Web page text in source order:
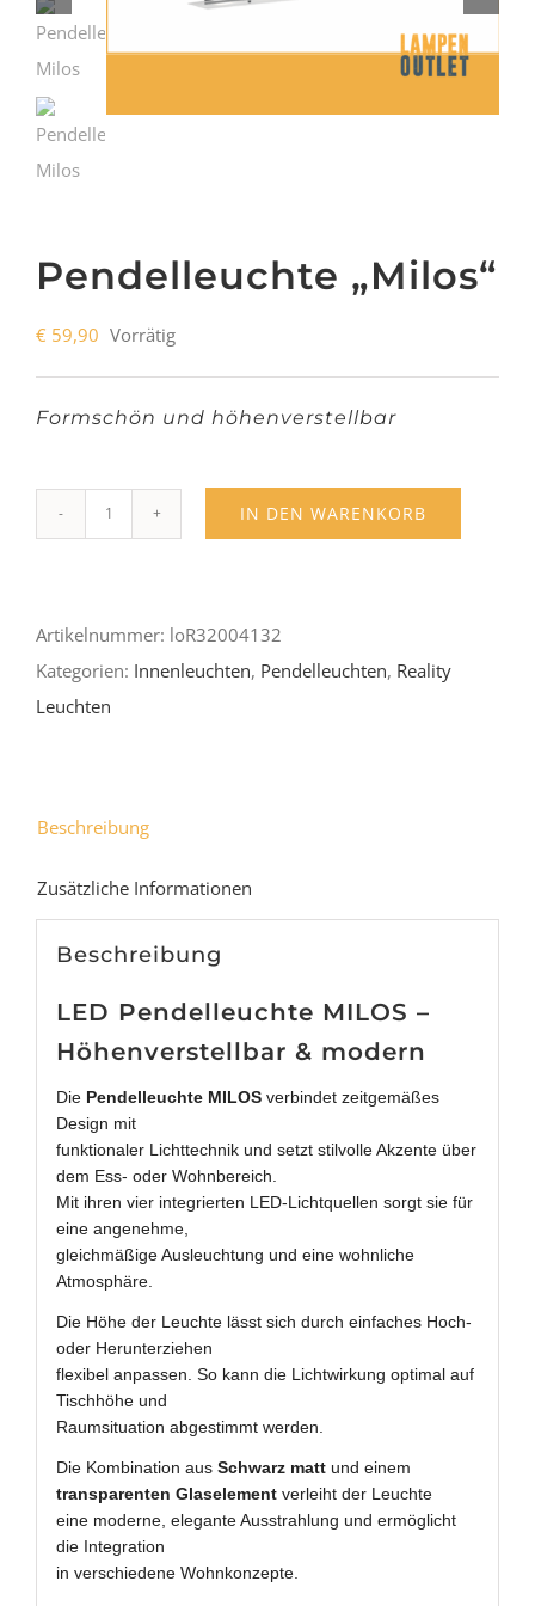
Pendelleuchte „Milos“
€ 59,90 Vorrätig
Formschön und höhenverstellbar
IN DEN WARENKORB
Artikelnummer: loR32004132
Kategorien: Innenleuchten, Pendelleuchten, Reality
Leuchten
Beschreibung
Zusätzliche Informationen
Beschreibung
LED Pendelleuchte MILOS –
Höhenverstellbar & modern
Die Pendelleuchte MILOSverbindet zeitgemäßes
Design mit
funktionaler Lichttechnik und setzt stilvolle Akzente über
dem Ess- oder Wohnbereich.
Mit ihren vier integrierten LED-Lichtquellen sorgt sie für
eine angenehme,
gleichmäßige Ausleuchtung und eine wohnliche
Atmosphäre.
Die Höhe der Leuchte lässt sich durch einfaches Hoch-
oder Herunterziehen
flexibel anpassen. So kann die Lichtwirkung optimal auf
Tischhöhe und
Raumsituation abgestimmt werden.
Die Kombination aus Schwarz mattund einem
transparenten Glaselementverleiht der Leuchte
eine moderne, elegante Ausstrahlung und ermöglicht
die Integration
in verschiedene Wohnkonzepte.